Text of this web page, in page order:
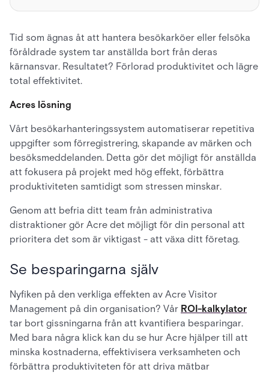
Tid som ägnas åt att hantera besökarköer eller felsöka
föråldrade system tar anställda bort från deras
kärnansvar. Resultatet? Förlorad produktivitet och lägre
total effektivitet.
Acres lösning
Vårt besökarhanteringssystem automatiserar repetitiva
uppgifter som förregistrering, skapande av märken och
besöksmeddelanden. Detta gör det möjligt för anställda
att fokusera på projekt med hög effekt, förbättra
produktiviteten samtidigt som stressen minskar.
Genom att befria ditt team från administrativa
distraktioner gör Acre det möjligt för din personal att
prioritera det som är viktigast - att växa ditt företag.
Se besparingarna själv
Nyfiken på den verkliga effekten av Acre Visitor
Management på din organisation? Vår ROI-kalkylator
tar bort gissningarna från att kvantifiera besparingar.
Med bara några klick kan du se hur Acre hjälper till att
minska kostnaderna, effektivisera verksamheten och
förbättra produktiviteten för att driva mätbar